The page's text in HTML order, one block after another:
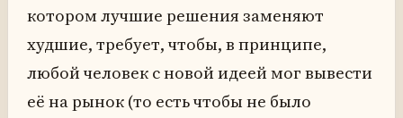
котором лучшие решения заменяют
худшие, требует, чтобы, в принципе,
любой человек с новой идеей мог вывести
её на рынок (то есть чтобы не было